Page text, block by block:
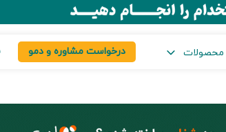
محصولات درخواست مشاوره و دمو